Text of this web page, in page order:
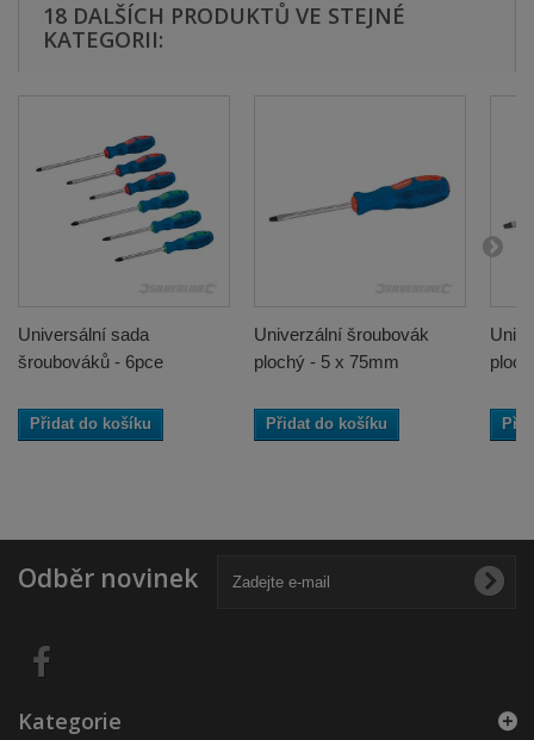
18 DALŠÍCH PRODUKTŮ VE STEJNÉ
KATEGORII:
Universální sada
šroubováků - 6pce
Přidat do košíku
Univerzální šroubovák
plochý - 5 x 75mm
Přidat do košíku
Odběr novinek
Kategorie